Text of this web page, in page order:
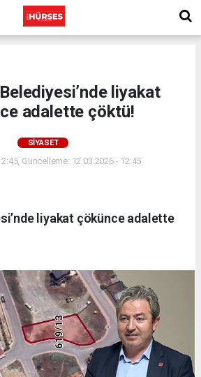
liyakat
adalette çöktü!
SİYASET
Güncelleme: 12.03.2026 - 12:45
liyakat çökünce adalette